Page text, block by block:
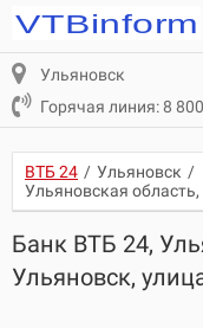
Ульяновск
Горячая линия: 8
ВТБ 24 / Ульяновск /
Ульяновская
Банк ВТБ 24,
Ульяновск,